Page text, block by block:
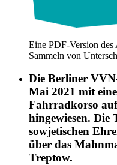
Eine PDF-Version
Sammeln von
Die Berliner
Mai 2021 mit
Fahrradkorso
hingewiesen.
sowjetischen
über das
Treptow.